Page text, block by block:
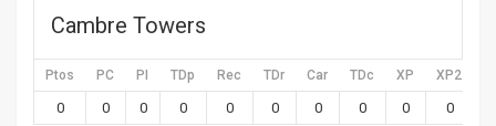
Cambre Towers
Ptos PC PI TDp Rec TDr Car TDc XP XP2
0 0 0 0 0 0 0 0 0 0